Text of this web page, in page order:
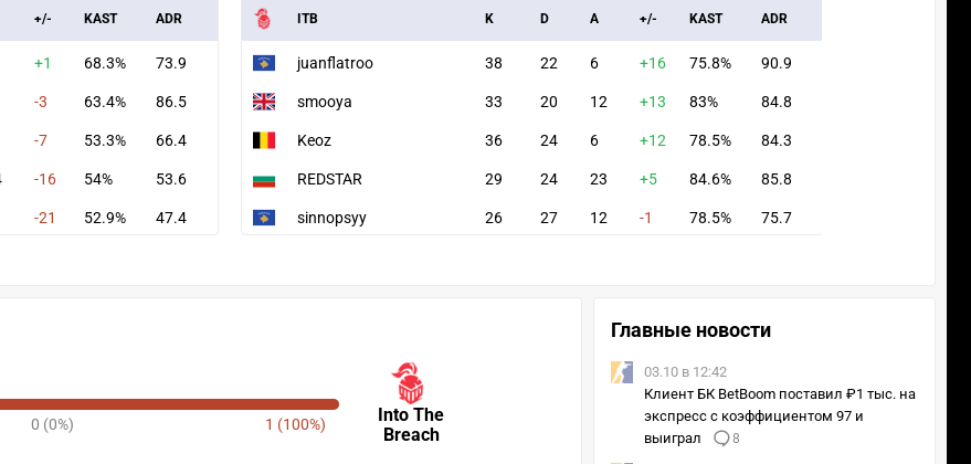
+/- KAST ADR
+1 68.3% 73.9
-3 63.4% 86.5
-7 53.3% 66.4
-16 54% 53.6
-21 52.9% 47.4
ITB K D A +/- KAST ADR
juanflatroo 38 22 6 +16 75.8% 90.9
smooya 33 20 12 +13 83% 84.8
Keoz 36 24 6 +12 78.5% 84.3
REDSTAR 29 24 23 +5 84.6% 85.8
sinnopsyy 26 27 12 -1 78.5% 75.7
Into The
Breach
0 (0%) 1 (100%)
Главные новости
03.10 в 12:42
Клиент БК BetBoom поставил ₽1 тыс. на
экспресс с коэффициентом 97 и
выиграл
8